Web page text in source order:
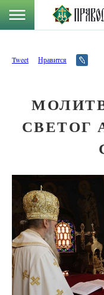
Tweet Нравится
СВЕТОГ